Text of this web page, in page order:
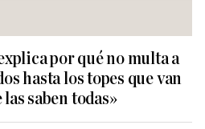
por qué no multa a
hasta los topes que van
saben todas»